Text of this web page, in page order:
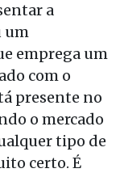
a
um
emprega um
com o
presente no
o mercado
tipo de
certo. É